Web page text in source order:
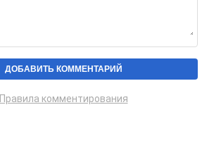
Правила комментирования